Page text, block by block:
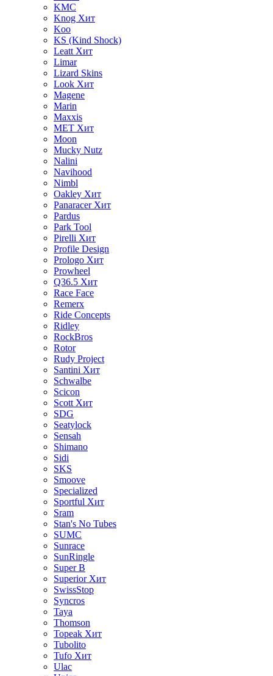
KMC
Knog Хит
Koo
KS (Kind Shock)
Leatt Хит
Limar
Lizard Skins
Look Хит
Magene
Marin
Maxxis
MET Хит
Moon
Mucky Nutz
Nalini
Navihood
Nimbl
Oakley Хит
Panaracer Хит
Pardus
Park Tool
Pirelli Хит
Profile Design
Prologo Хит
Prowheel
Q36.5 Хит
Race Face
Remerx
Ride Concepts
Ridley
RockBros
Rotor
Rudy Project
Santini Хит
Schwalbe
Scicon
Scott Хит
SDG
Seatylock
Sensah
Shimano
Sidi
SKS
Smoove
Specialized
Sportful Хит
Sram
Stan's No Tubes
SUMC
Sunrace
SunRingle
Super B
Superior Хит
SwissStop
Syncros
Taya
Thomson
Topeak Хит
Tubolito
Tufo Хит
Ulac